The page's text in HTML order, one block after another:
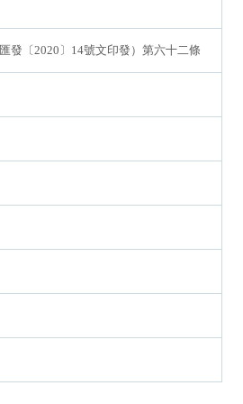
發〔2020〕14號文印發）第六十二條